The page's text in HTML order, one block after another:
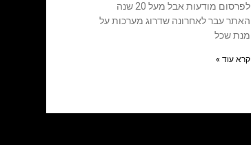
לפרסום מודעות אבל מעל 20 שנה
האתר עבר לאחרונה שדרוג מערכות על
מנת שכל
קרא עוד »